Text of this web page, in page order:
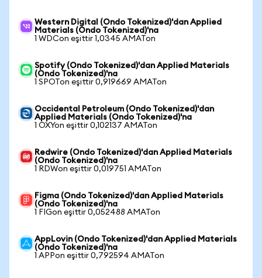
Western Digital (Ondo Tokenized)'dan Applied
Materials (Ondo Tokenized)'na
1 WDCon eşittir 1,0345 AMATon
Spotify (Ondo Tokenized)'dan Applied Materials
(Ondo Tokenized)'na
1 SPOTon eşittir 0,919669 AMATon
Occidental Petroleum (Ondo Tokenized)'dan
Applied Materials (Ondo Tokenized)'na
1 OXYon eşittir 0,102137 AMATon
Redwire (Ondo Tokenized)'dan Applied Materials
(Ondo Tokenized)'na
1 RDWon eşittir 0,019751 AMATon
Figma (Ondo Tokenized)'dan Applied Materials
(Ondo Tokenized)'na
1 FIGon eşittir 0,052488 AMATon
AppLovin (Ondo Tokenized)'dan Applied Materials
(Ondo Tokenized)'na
1 APPon eşittir 0,792594 AMATon